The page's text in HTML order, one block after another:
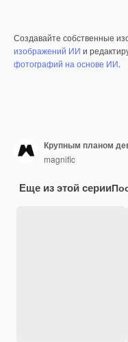
Создавайте собственные
изображений ИИ и
фотографий на основе ИИ.
Крупным планом
magnific
Еще из этой серии